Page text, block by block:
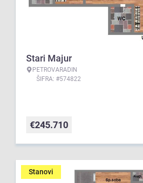
Stari Majur
PETROVARADIN
ŠIFRA: #574822
€245.710
Stanovi